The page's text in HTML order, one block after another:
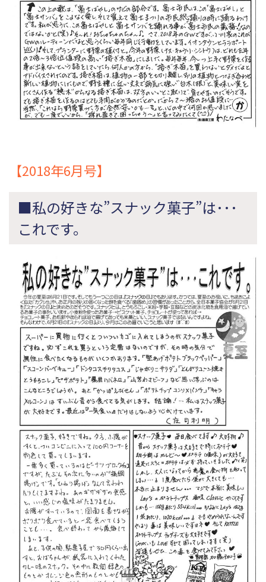
【2018年6月号】
■私の好きな”スナック菓子”は･･･
これです。